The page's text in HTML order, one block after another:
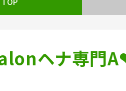
ヘナ専門